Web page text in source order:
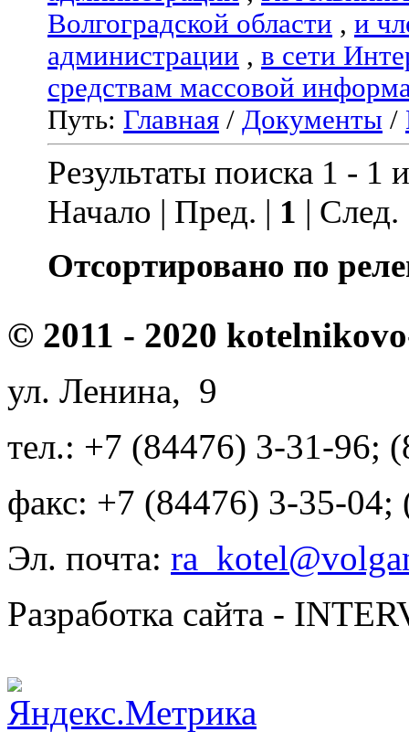
Волгоградской области , и
администрации , в сети
средствам массовой
Путь: Главная / Документы /
Результаты поиска 1 - 1
Начало | Пред. | 1 |
Отсортировано по
© 2011 - 2020
ул. Ленина, 9
тел.: +7 (84476) 3-31-96;
факс: +7 (84476) 3-35-04;
Эл. почта:
Разработка сайта -